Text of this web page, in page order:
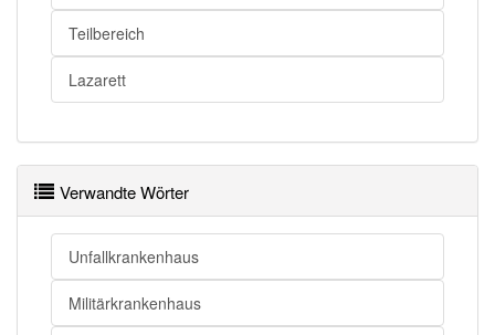
Teilbereich
Lazarett
Verwandte Wörter
Unfallkrankenhaus
Militärkrankenhaus